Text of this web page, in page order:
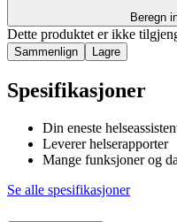
Beregn
Dette produktet er ikke
Sammenlign Lagre
Spesifikasjoner
Din eneste
Leverer helserapporter
Mange funksjoner og
Se alle spesifikasjoner